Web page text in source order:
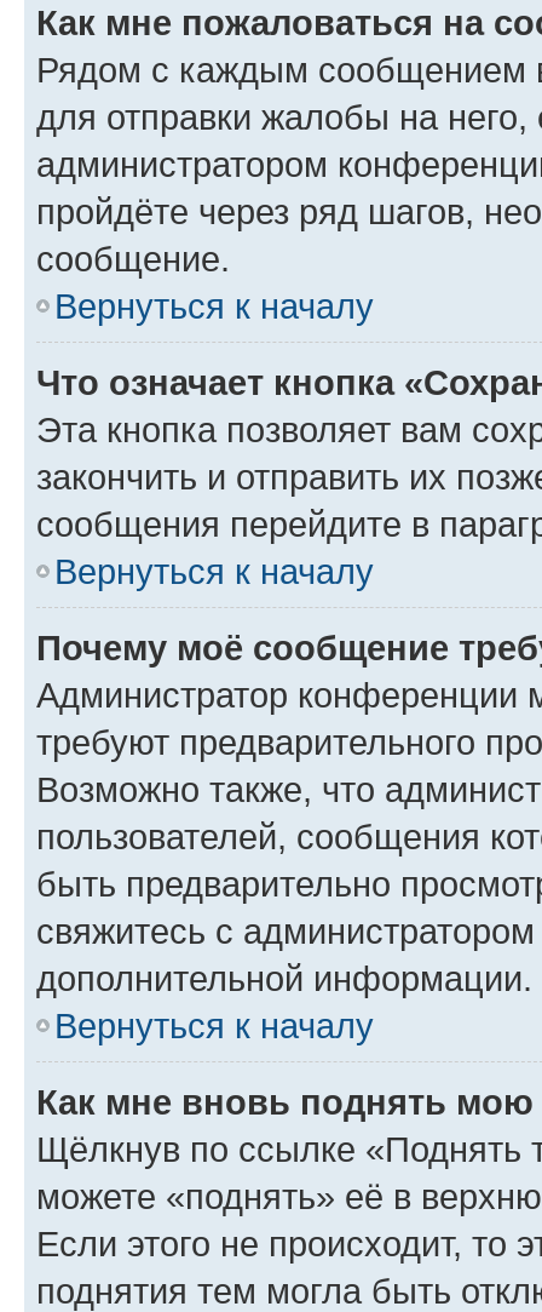
Как мне пожаловаться на
Рядом с каждым сообщением
для отправки жалобы на
администратором
пройдёте через ряд шагов,
сообщение.
Вернуться к началу
Что означает кнопка
Эта кнопка позволяет вам
закончить и отправить их
сообщения перейдите в
Вернуться к началу
Почему моё сообщение
Администратор конференции
требуют предварительного
Возможно также, что
пользователей, сообщения
быть предварительно
свяжитесь с
дополнительной информации.
Вернуться к началу
Как мне вновь поднять мою
Щёлкнув по ссылке «Поднять
можете «поднять» её в
Если этого не происходит, то
поднятия тем могла быть